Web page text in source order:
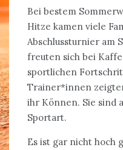
Bei bestem
Hitze kamen viele
Abschlussturnier am
freuten sich bei
sportlichen
Trainer*innen
ihr Können. Sie sind
Sportart.
Es ist gar nicht hoch